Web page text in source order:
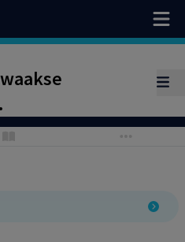
of
op grond
recht en